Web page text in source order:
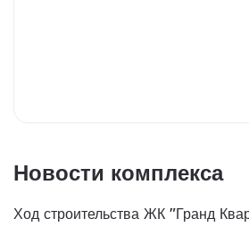
Новости комплекса
Ход строительства ЖК "Гранд